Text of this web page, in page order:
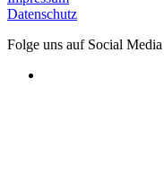
Datenschutz
Folge uns auf Social Media